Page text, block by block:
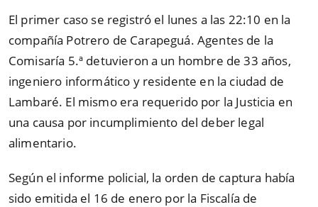
El primer caso se registró el lunes a las 22:10 en la
compañía Potrero de Carapeguá. Agentes de la
Comisaría 5.ª detuvieron a un hombre de 33 años,
ingeniero informático y residente en la ciudad de
Lambaré. El mismo era requerido por la Justicia en
una causa por incumplimiento del deber legal
alimentario.
Según el informe policial, la orden de captura había
sido emitida el 16 de enero por la Fiscalía de